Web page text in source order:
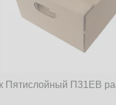
Пятислойный П31EB